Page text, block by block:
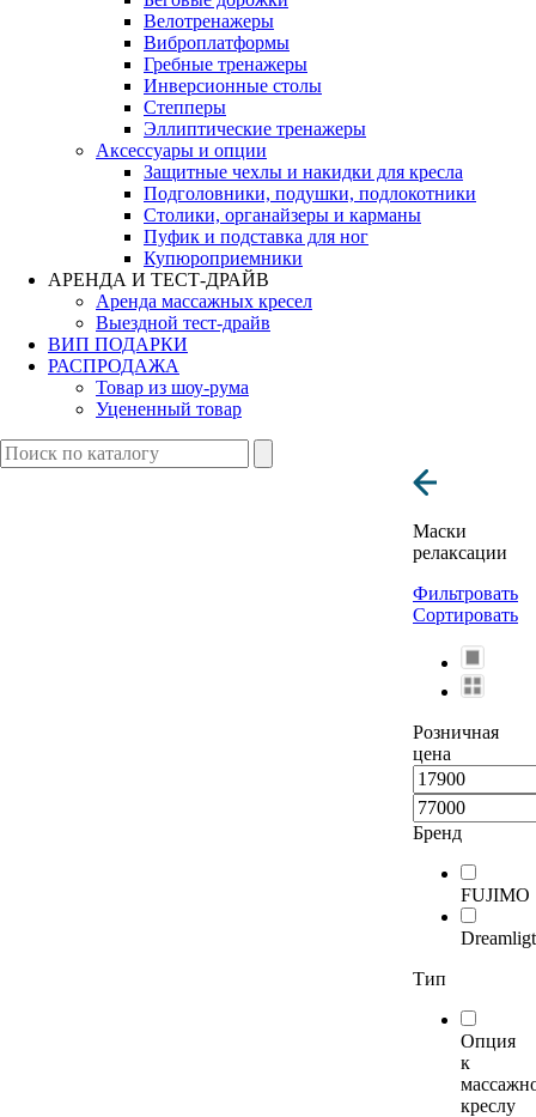
Велотренажеры
Виброплатформы
Гребные тренажеры
Инверсионные столы
Степперы
Эллиптические тренажеры
Аксессуары и опции
Защитные чехлы и накидки для кресла
Подголовники, подушки, подлокотники
Столики, органайзеры и карманы
Пуфик и подставка для ног
Купюроприемники
АРЕНДА И ТЕСТ-ДРАЙВ
Аренда массажных кресел
Выездной тест-драйв
ВИП ПОДАРКИ
РАСПРОДАЖА
Товар из шоу-рума
Уцененный товар
Маски
релаксации
Фильтровать
Сортировать
Розничная
цена
Бренд
FUJIMO
Тип
Опция
к
креслу